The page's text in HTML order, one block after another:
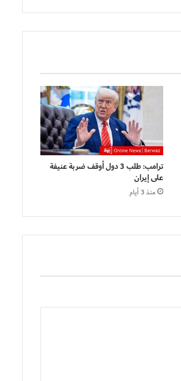
ترامب: طلب 3 دول أوقف ضربة عنيفة
على إيران
منذ 3 أيام